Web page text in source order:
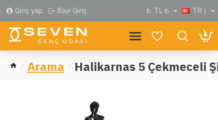
Giriş yap Bayi Giriş ₺ TL ₺ TR |
Arama Halikarnas 5 Çekmeceli